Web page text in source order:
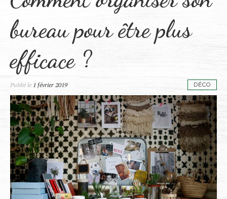
bureau pour être plus
efficace ?
Publié le 1 février 2019 DÉCO